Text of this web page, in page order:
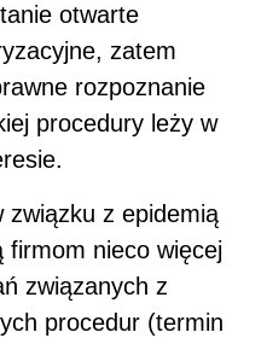
otwarte
zatem
rozpoznanie
procedury leży w
związku z epidemią
firmom nieco więcej
związanych z
procedur (termin